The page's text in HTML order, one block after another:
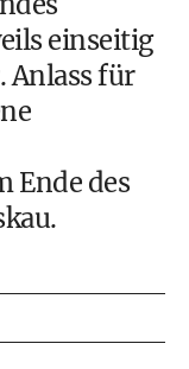
einseitig
Anlass für
Ende des